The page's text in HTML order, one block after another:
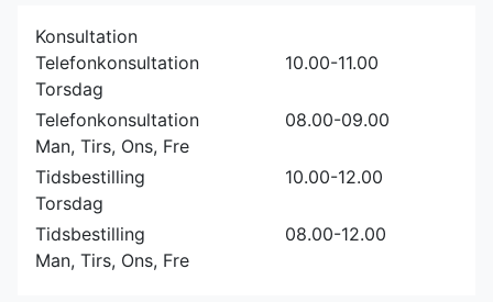
Konsultation
Telefonkonsultation
10.00-11.00
Torsdag
Telefonkonsultation
08.00-09.00
Man, Tirs, Ons, Fre
Tidsbestilling
10.00-12.00
Torsdag
Tidsbestilling
08.00-12.00
Man, Tirs, Ons, Fre